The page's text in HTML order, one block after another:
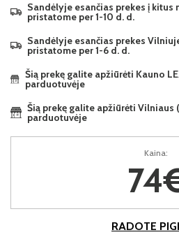
Sandėlyje esančias prekes į kitus
pristatome per 1-10 d. d.
Sandėlyje esančias prekes
pristatome per 1-6 d. d.
Šią prekę galite apžiūrėti Kauno
parduotuvėje
Šią prekę galite apžiūrėti Vilniaus
parduotuvėje
Kaina:
RADOTE